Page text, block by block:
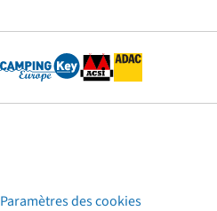
Paramètres des cookies